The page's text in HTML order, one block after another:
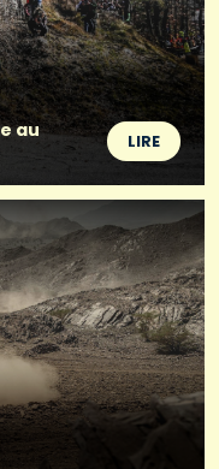
au
LIRE